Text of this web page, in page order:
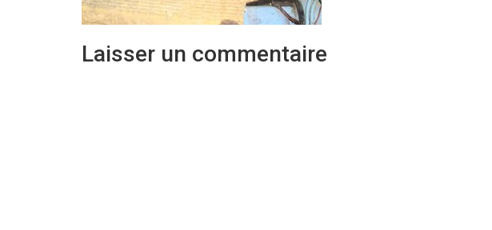
Laisser un commentaire